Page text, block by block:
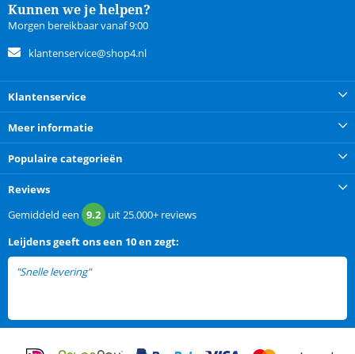
Kunnen we je helpen?
Morgen bereikbaar vanaf 9:00
klantenservice@shop4.nl
Klantenservice
Meer informatie
Populaire categorieën
Reviews
Gemiddeld een 9.2 uit25.000+ reviews
Leijdensgeeft ons een 10 en zegt:
"Snelle levering"